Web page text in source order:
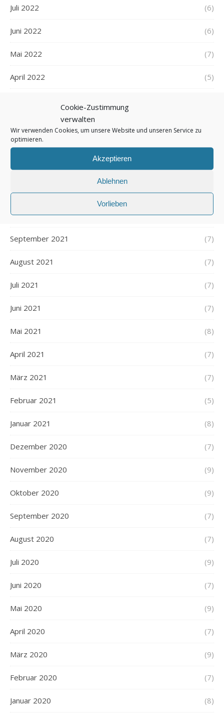
Cookie-Zustimmung
verwalten
Wir verwenden Cookies, um unsere Website und unseren Service zu
optimieren.
Akzeptieren
Ablehnen
Vorlieben
Juli 2022 (6)
Juni 2022 (6)
Mai 2022 (7)
April 2022 (5)
Januar 2022 (5)
Dezember 2021 (7)
November 2021 (7)
Oktober 2021 (6)
September 2021 (7)
August 2021 (7)
Juli 2021 (7)
Juni 2021 (7)
Mai 2021 (8)
April 2021 (7)
März 2021 (7)
Februar 2021 (5)
Januar 2021 (8)
Dezember 2020 (7)
November 2020 (9)
Oktober 2020 (9)
September 2020 (7)
August 2020 (7)
Juli 2020 (9)
Juni 2020 (7)
Mai 2020 (9)
April 2020 (7)
März 2020 (9)
Februar 2020 (7)
Januar 2020 (8)